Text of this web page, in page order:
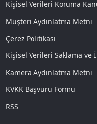
Kişisel Verileri Koruma
Müşteri Aydınlatma Metni
Çerez Politikası
Kişisel Verileri Saklama ve
Kamera Aydınlatma Metni
KVKK Başvuru Formu
RSS